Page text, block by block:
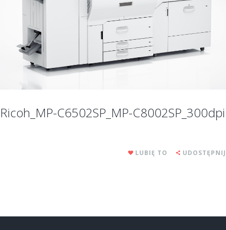
Ricoh_MP-C6502SP_MP-C8002SP_300dpi
LUBIĘ TO UDOSTĘPNIJ